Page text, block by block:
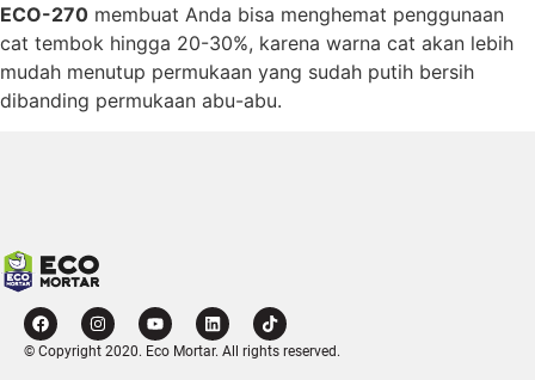
ECO-270 membuat Anda bisa menghemat penggunaan
cat tembok hingga 20-30%, karena warna cat akan lebih
mudah menutup permukaan yang sudah putih bersih
dibanding permukaan abu-abu.
© Copyright 2020. Eco Mortar. All rights reserved.